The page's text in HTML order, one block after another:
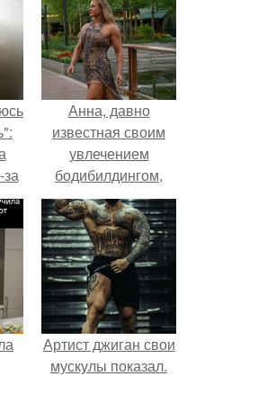
и
Анна, давно
известная своим
увлечением
бодибилдингом,
впервые
попробовала себя
в роли модели.
Артист джиган свои
мускулы показал.